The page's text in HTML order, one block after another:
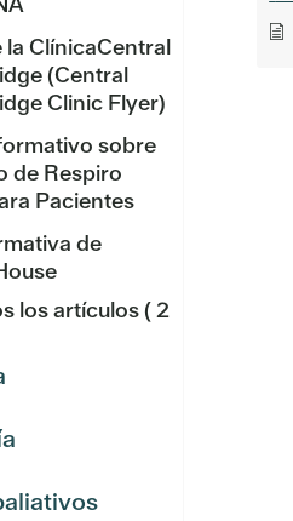
la ClínicaCentral
(Central
Clinic Flyer)
sobre
de Respiro
Pacientes
de
los artículos( 2